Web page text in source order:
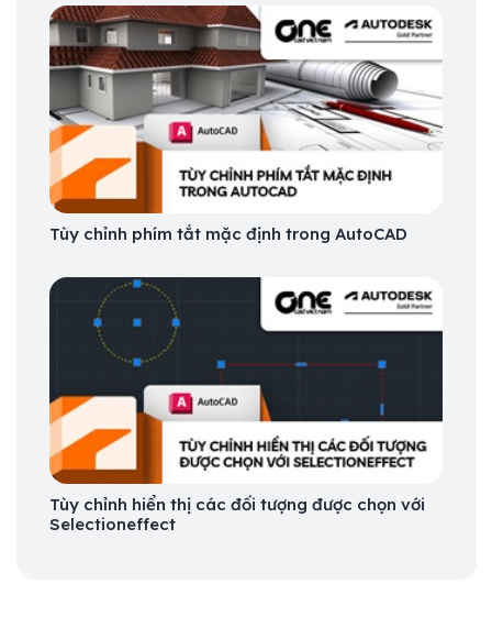
Tùy chỉnh phím tắt mặc định trong AutoCAD
Tùy chỉnh hiển thị các đối tượng được chọn với
Selectioneffect